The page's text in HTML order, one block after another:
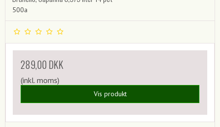
500a
289,00 DKK
(inkl. moms)
Vis produkt